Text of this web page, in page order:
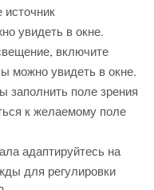
источник
увидеть в окне.
включите
можно увидеть в окне.
заполнить поле зрения
к желаемому поле
адаптируйтесь на
для регулировки